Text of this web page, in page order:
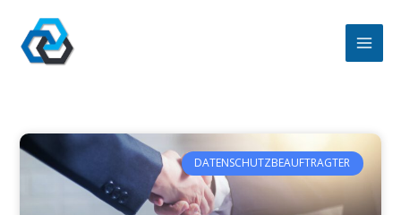
Inhalt
springen
DATENSCHUTZBEAUFTRAGTER